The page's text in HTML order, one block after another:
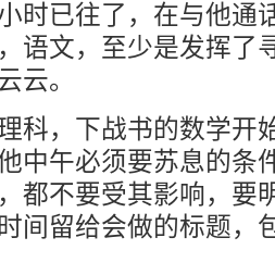
已往了，在与他通
语文，至少是发挥了
云。
，下战书的数学开
中午必须要苏息的条
都不要受其影响，要
间留给会做的标题，